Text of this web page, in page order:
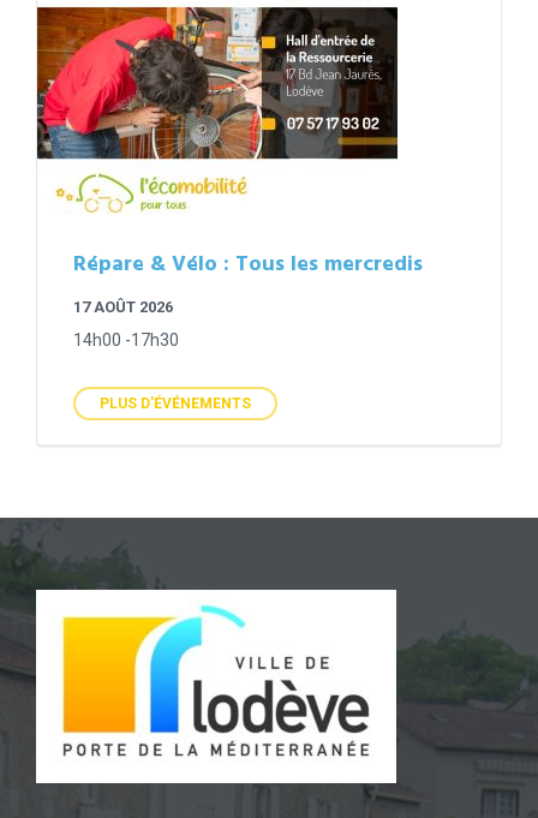
Répare & Vélo : Tous les mercredis
17 AOÛT 2026
14h00 -17h30
PLUS D'ÉVÉNEMENTS